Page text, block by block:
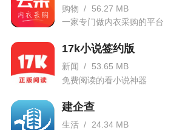
购物 /
56.27 MB
一家专门做内衣采购的平台
17k小说签约版
新闻 /
53.65 MB
免费阅读的看小说神器
建企查
生活 /
24.34 MB